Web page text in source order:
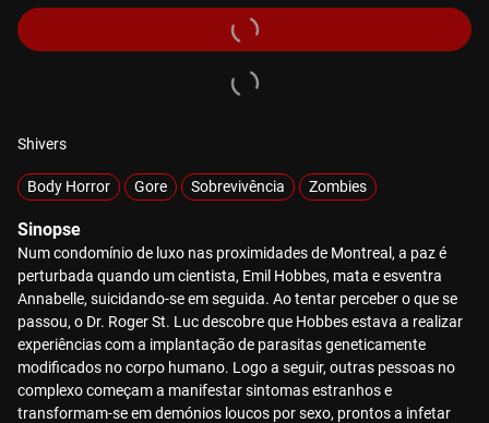
Shivers
Body Horror Gore Sobrevivência Zombies
Sinopse
Num condomínio de luxo nas proximidades de Montreal, a paz é
perturbada quando um cientista, Emil Hobbes, mata e esventra
Annabelle, suicidando-se em seguida. Ao tentar perceber o que se
passou, o Dr. Roger St. Luc descobre que Hobbes estava a realizar
experiências com a implantação de parasitas geneticamente
modificados no corpo humano. Logo a seguir, outras pessoas no
complexo começam a manifestar sintomas estranhos e
transformam-se em demónios loucos por sexo, prontos a infetar